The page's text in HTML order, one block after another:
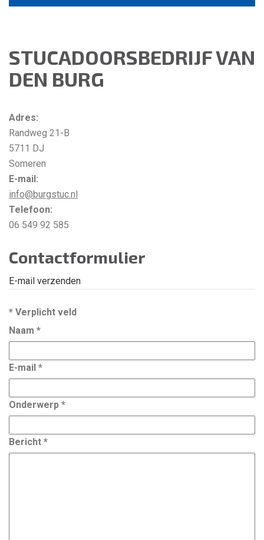
STUCADOORSBEDRIJF VAN
DEN BURG
Adres:
Randweg 21-B
5711 DJ
Someren
E-mail:
info@burgstuc.nl
Telefoon:
06 549 92 585
Contactformulier
E-mail verzenden
* Verplicht veld
Naam *
E-mail *
Onderwerp *
Bericht *